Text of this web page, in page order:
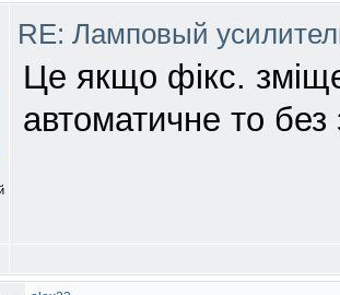
RE: Ламповый
Це якщо фікс.
автоматичне то